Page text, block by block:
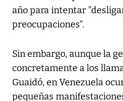
año para intentar
preocupaciones".
Sin embargo, aunque la
concretamente a los
Guaidó, en Venezuela
pequeñas